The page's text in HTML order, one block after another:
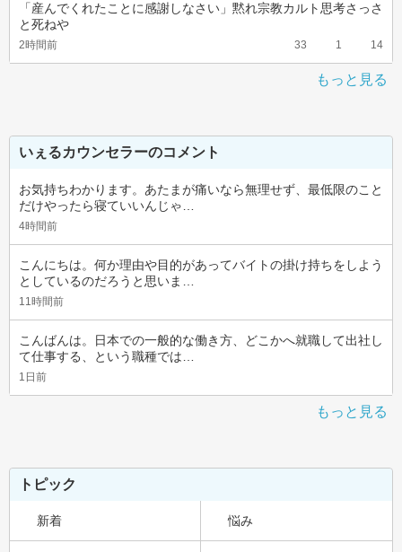
「産んでくれたことに感謝しなさい」黙れ宗教カルト思考さっさ
と死ねや
2時間前 33 1 14
もっと見る
いぇるカウンセラーのコメント
お気持ちわかります。あたまが痛いなら無理せず、最低限のこと
だけやったら寝ていいんじゃ…
4時間前
こんにちは。何か理由や目的があってバイトの掛け持ちをしよう
としているのだろうと思いま…
11時間前
こんばんは。日本での一般的な働き方、どこかへ就職して出社し
て仕事する、という職種では…
1日前
もっと見る
トピック
新着 悩み